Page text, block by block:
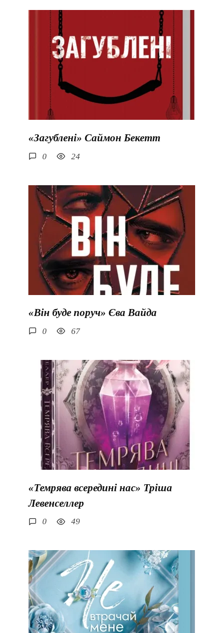
«Загублені» Саймон Бекетт
0 24
«Він буде поруч» Єва Вайда
0 67
«Темрява всередині нас» Тріша
Левенселлер
0 49